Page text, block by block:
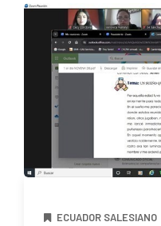
ECUADOR SALESIANO